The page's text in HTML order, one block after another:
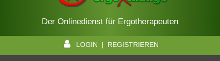
Der Onlinedienst für Ergotherapeuten
LOGIN | REGISTRIEREN